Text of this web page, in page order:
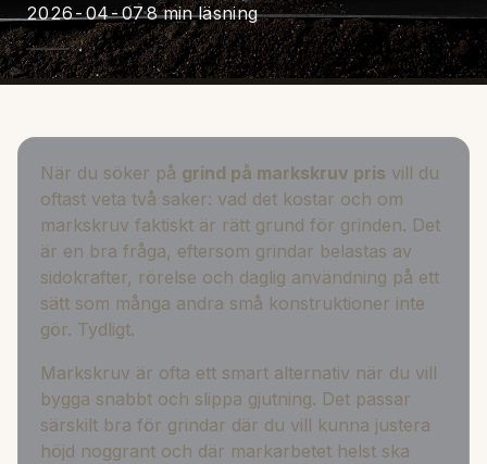
2026-04-078 min läsning
När du söker på grind på markskruv pris vill du
oftast veta två saker: vad det kostar och om
markskruv faktiskt är rätt grund för grinden. Det
är en bra fråga, eftersom grindar belastas av
sidokrafter, rörelse och daglig användning på ett
sätt som många andra små konstruktioner inte
gör. Tydligt.
Markskruv är ofta ett smart alternativ när du vill
bygga snabbt och slippa gjutning. Det passar
särskilt bra för grindar där du vill kunna justera
höjd noggrant och där markarbetet helst ska